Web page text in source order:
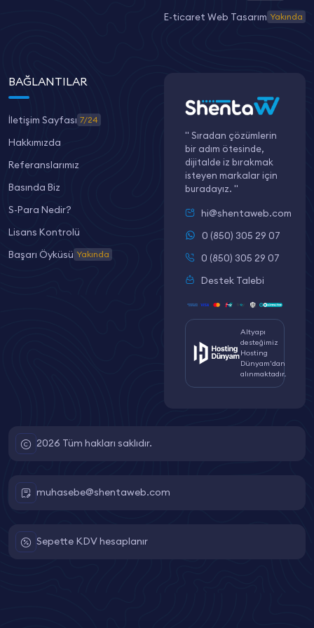
E-ticaret Web Tasarım Yakında
BAĞLANTILAR
İletişim Sayfası 7/24
Hakkımızda
Referanslarımız
Basında Biz
S-Para Nedir?
Lisans Kontrolü
Başarı Öyküsü Yakında
" Sıradan çözümlerin
bir adım ötesinde,
dijitalde iz bırakmak
isteyen markalar için
buradayız. "
hi@shentaweb.com
0 (850) 305 29 07
0 (850) 305 29 07
Destek Talebi
Altyapı
desteğimiz
Hosting
Dünyam'dan
alınmaktadır.
2026 Tüm hakları saklıdır.
muhasebe@shentaweb.com
Sepette KDV hesaplanır